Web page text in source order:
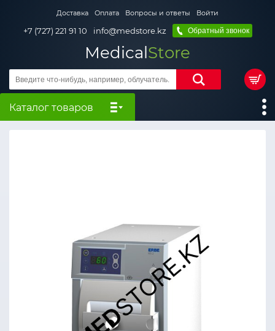
Доставка Оплата Вопросы и ответы Войти
+7 (727) 221 91 10 info@medstore.kz Обратный звонок
MedicalStore
Каталог товаров